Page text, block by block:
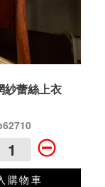
紗蕾絲上衣
購物車